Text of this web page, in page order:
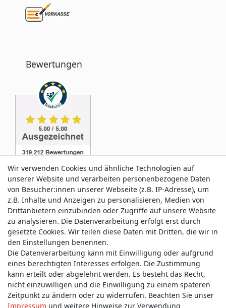
Bewertungen
Service & Kontakt
Wünschen Sie einen Rückruf?
service@allmyclothes.de
Schreiben Sie uns:
service@allmyclothes.de
Wir verwenden Cookies und ähnliche Technologien auf
unserer Website und verarbeiten personenbezogene Daten
von Besucher:innen unserer Webseite (z.B. IP-Adresse), um
z.B. Inhalte und Anzeigen zu personalisieren, Medien von
Drittanbietern einzubinden oder Zugriffe auf unsere Website
zu analysieren. Die Datenverarbeitung erfolgt erst durch
gesetzte Cookies. Wir teilen diese Daten mit Dritten, die wir in
den Einstellungen benennen.
Die Datenverarbeitung kann mit Einwilligung oder aufgrund
eines berechtigten Interesses erfolgen. Die Zustimmung
kann erteilt oder abgelehnt werden. Es besteht das Recht,
nicht einzuwilligen und die Einwilligung zu einem späteren
Zeitpunkt zu ändern oder zu widerrufen. Beachten Sie unser
Impressum und weitere Hinweise zur Verwendung